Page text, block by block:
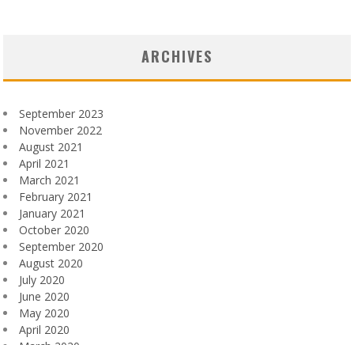
ARCHIVES
September 2023
November 2022
August 2021
April 2021
March 2021
February 2021
January 2021
October 2020
September 2020
August 2020
July 2020
June 2020
May 2020
April 2020